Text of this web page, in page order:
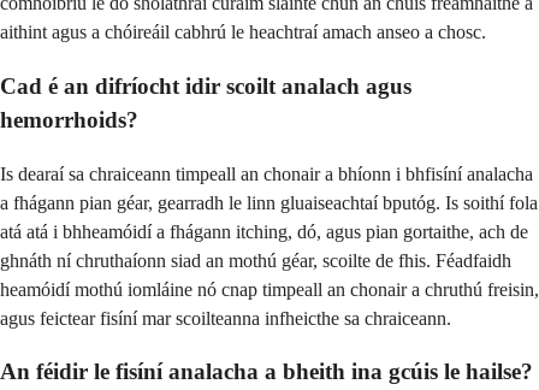
aithint agus a chóireáil cabhrú le heachtraí amach anseo a chosc.
Cad é an difríocht idir scoilt analach agus
hemorrhoids?
Is dearaí sa chraiceann timpeall an chonair a bhíonn i bhfisíní analacha
a fhágann pian géar, gearradh le linn gluaiseachtaí bputóg. Is soithí fola
atá atá i bhheamóidí a fhágann itching, dó, agus pian gortaithe, ach de
ghnáth ní chruthaíonn siad an mothú géar, scoilte de fhis. Féadfaidh
heamóidí mothú iomláine nó cnap timpeall an chonair a chruthú freisin,
agus feictear fisíní mar scoilteanna infheicthe sa chraiceann.
An féidir le fisíní analacha a bheith ina gcúis le hailse?